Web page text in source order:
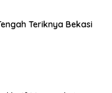
Teriknya Bekasi